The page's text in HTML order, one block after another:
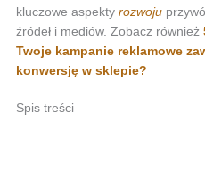
kluczowe aspekty rozwoju
źródeł i mediów. Zobacz również
Twoje kampanie reklamowe
konwersję w sklepie?
Spis treści